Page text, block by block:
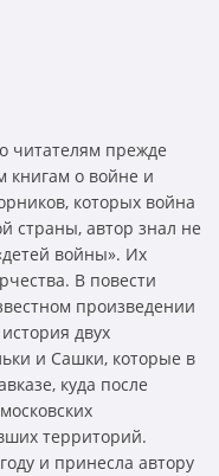
читателям прежде
книгам о войне и
которых война
страны, автор знал не
войны». Их
В повести
произведении
двух
и Сашки, которые в
куда после
территорий.
и принесла автору